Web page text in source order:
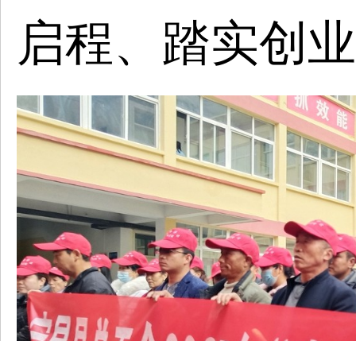
启程、踏实创